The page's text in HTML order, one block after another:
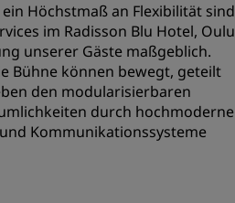
Höchstmaß an Flexibilität sind
im Radisson Blu Hotel, Oulu
unserer Gäste maßgeblich.
Bühne können bewegt, geteilt
den modularisierbaren
durch hochmoderne
Kommunikationssysteme